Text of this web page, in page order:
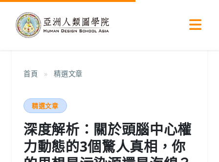
首頁 » 精選文章
精選文章
深度解析：關於頭腦中心權
力動態的3個驚人真相，你